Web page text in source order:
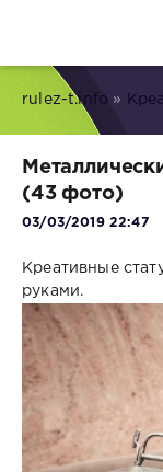
rulez-t.info »
(43 фото)
03/03/2019 22:47
Креативные
руками.